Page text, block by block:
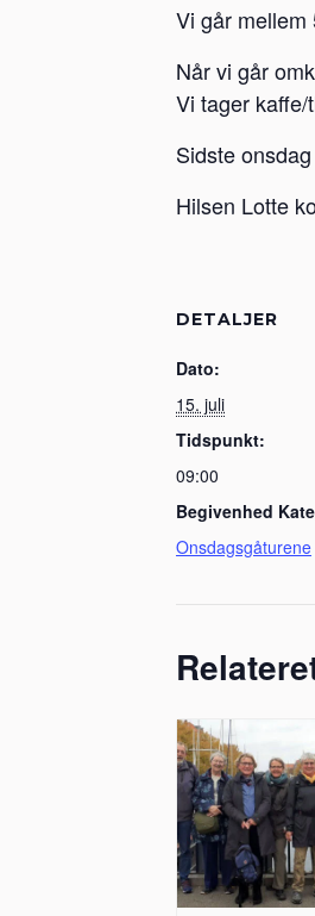
Vi går mellem
Når vi går
Vi tager
Sidste
Hilsen Lotte
DETALJER
Dato:
15. juli
Tidspunkt:
09:00
Begivenhed
Onsdagsgåturene